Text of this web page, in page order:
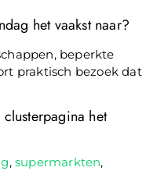
het vaakst naar?
beperkte
praktisch bezoek dat
clusterpagina het
,supermarkten,